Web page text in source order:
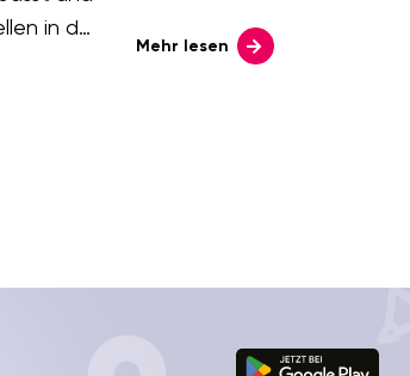
in der
Schulbuch (öbv). Schon auf
Blick erkennt man, dass es
Schaukeln rund um
Arbeiten und
Mehr lesen